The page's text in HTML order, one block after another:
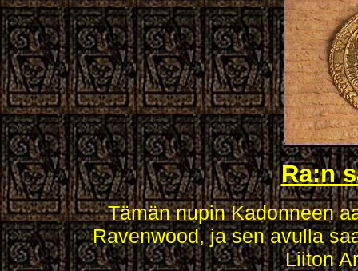
Ra:n
Tämän nupin Kadonneen
Ravenwood, ja sen avulla
Liiton